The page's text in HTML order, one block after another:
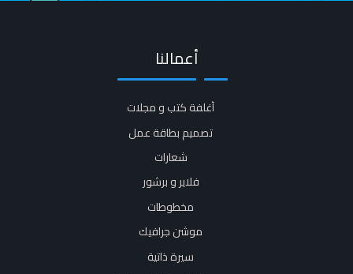
أعمالنا
أغلفة كتب و مجلات​
تصميم بطاقة عمل
شعارات
فلاير و برشور​
مخطوطات
موشن جرافيك​
سيرة ذاتية​